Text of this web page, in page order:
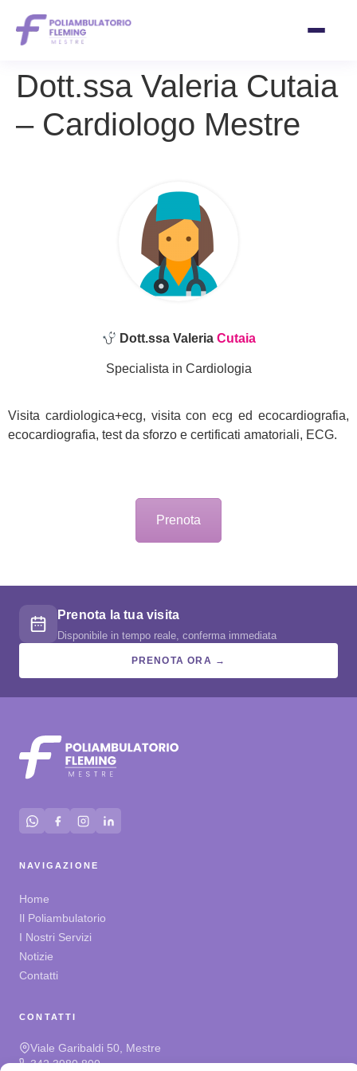
Dott.ssa Valeria Cutaia
– Cardiologo Mestre
Dott.ssa Valeria Cutaia
Specialista in Cardiologia
Visita cardiologica+ecg, visita con ecg ed ecocardiografia,
ecocardiografia, test da sforzo e certificati amatoriali, ECG.
Prenota
Prenota la tua visita
Disponibile in tempo reale, conferma immediata
PRENOTA ORA →
NAVIGAZIONE
Home
Il Poliambulatorio
I Nostri Servizi
Notizie
Contatti
CONTATTI
Viale Garibaldi 50, Mestre
342 3980 800